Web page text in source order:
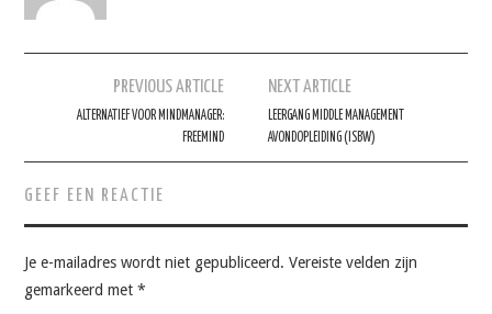
BerichtnavigatiePREVIOUS ARTICLE
ALTERNATIEF VOOR MINDMANAGER:
FREEMIND
NEXT ARTICLE
LEERGANG MIDDLE MANAGEMENT
AVONDOPLEIDING (ISBW)
GEEF EEN REACTIE
Je e-mailadres wordt niet gepubliceerd. Vereiste velden zijn
gemarkeerd met*